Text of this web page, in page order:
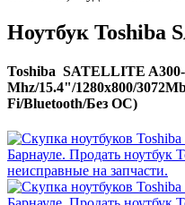
Ноутбук Toshiba
Toshiba SATELLITE A300-
Mhz/15.4"/1280x800/
Fi/Bluetooth/Без ОС)